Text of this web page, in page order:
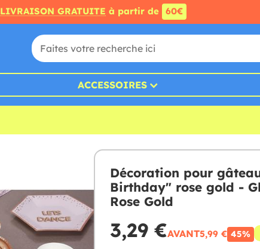
LIVRAISON GRATUITE à partir de 60€
ACCESSOIRES
Décoration pour
Birthday" rose gold -
Rose Gold
3,29 €AVANT5,99 € 45%